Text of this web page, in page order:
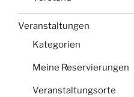
Veranstaltungen
Kategorien
Meine Reservierungen
Veranstaltungsorte